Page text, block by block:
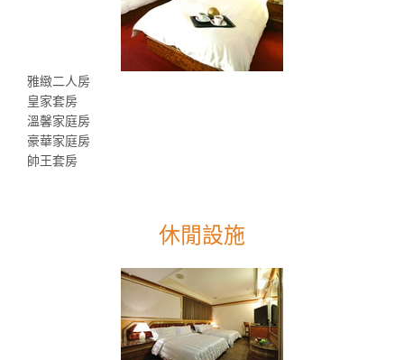
雅緻二人房
皇家套房
溫馨家庭房
豪華家庭房
帥王套房
休閒設施